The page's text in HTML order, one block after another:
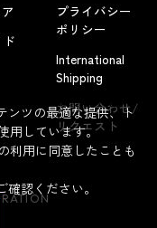
よくあるお問い合わせ
プライバシー
ポリシー
International
Shipping
お問い合わせ/
リクエスト
ンツの最適な提供、ト
用しています。
利用に同意したことも
確認ください。